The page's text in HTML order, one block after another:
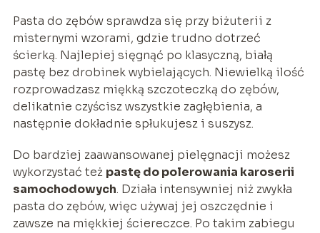
Pasta do zębów sprawdza się przy biżuterii z
misternymi wzorami, gdzie trudno dotrzeć
ścierką. Najlepiej sięgnąć po klasyczną, białą
pastę bez drobinek wybielających. Niewielką ilość
rozprowadzasz miękką szczoteczką do zębów,
delikatnie czyścisz wszystkie zagłębienia, a
następnie dokładnie spłukujesz i suszysz.
Do bardziej zaawansowanej pielęgnacji możesz
wykorzystać też pastę do polerowania karoserii
samochodowych. Działa intensywniej niż zwykła
pasta do zębów, więc używaj jej oszczędnie i
zawsze na miękkiej ściereczce. Po takim zabiegu